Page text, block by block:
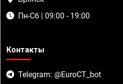
Пн-Сб | 09:00 - 19:00
Контакты
Telegram: @EuroCT_bot